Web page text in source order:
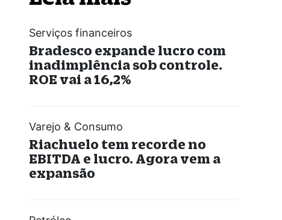
Serviços financeiros
Bradesco expande lucro com
inadimplência sob controle.
ROE vai a 16,2%
Varejo & Consumo
Riachuelo tem recorde no
EBITDA e lucro. Agora vem a
expansão